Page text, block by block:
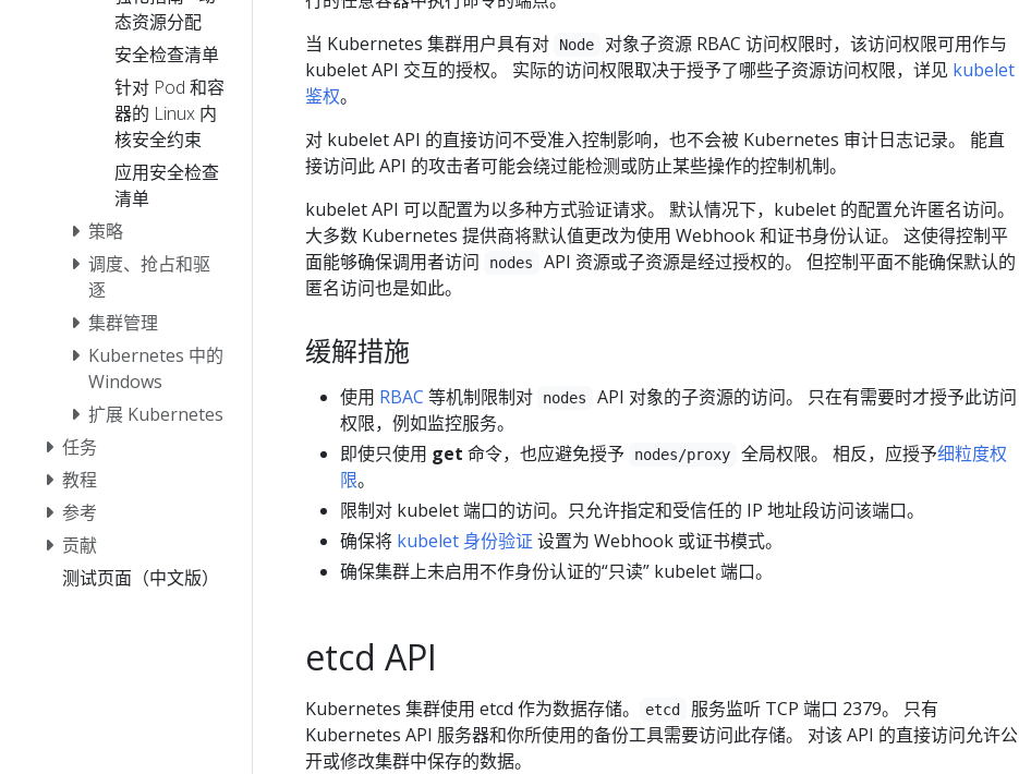
态资源分配
安全检查清单
针对 Pod 和容
器的 Linux 内
核安全约束
应用安全检查
清单
策略
调度、抢占和驱
逐
集群管理
Kubernetes 中的
Windows
扩展 Kubernetes
任务
教程
参考
贡献
测试页面（中文版）
当 Kubernetes 集群用户具有对
Node
对象子资源 RBAC 访问权限时，该访问权限可用作与
kubelet API 交互的授权。 实际的访问权限取决于授予了哪些子资源访问权限，详见 kubelet
鉴权。
对 kubelet API 的直接访问不受准入控制影响，也不会被 Kubernetes 审计日志记录。 能直
接访问此 API 的攻击者可能会绕过能检测或防止某些操作的控制机制。
kubelet API 可以配置为以多种方式验证请求。 默认情况下，kubelet 的配置允许匿名访问。
大多数 Kubernetes 提供商将默认值更改为使用 Webhook 和证书身份认证。 这使得控制平
面能够确保调用者访问
nodes
API 资源或子资源是经过授权的。 但控制平面不能确保默认的
匿名访问也是如此。
缓解措施
使用 RBAC 等机制限制对 nodes
API 对象的子资源的访问。 只在有需要时才授予此访问
权限，例如监控服务。
即使只使用 get 命令，也应避免授予 nodes/proxy 全局权限。 相反，应授予细粒度权
限。
限制对 kubelet 端口的访问。只允许指定和受信任的 IP 地址段访问该端口。
确保将 kubelet 身份验证 设置为 Webhook 或证书模式。
确保集群上未启用不作身份认证的“只读” kubelet 端口。
etcd API
Kubernetes 集群使用 etcd 作为数据存储。 etcd
服务监听 TCP 端口 2379。 只有
Kubernetes API 服务器和你所使用的备份工具需要访问此存储。 对该 API 的直接访问允许公
开或修改集群中保存的数据。